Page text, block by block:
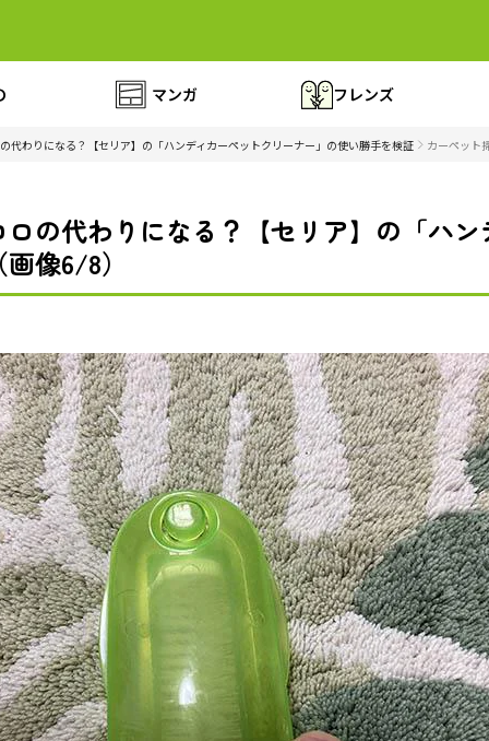
マンガ フレンズ
代わりになる？【セリア】の「ハンディカーペットクリーナー」の使い勝手を検証 カーペット
の代わりになる？【セリア】の「ハ
像6/8）